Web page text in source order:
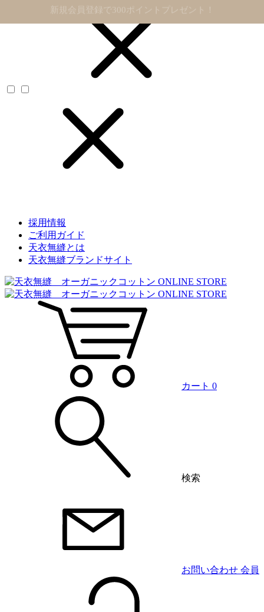
11,000円以上で送料無料
採用情報
ご利用ガイド
天衣無縫とは
天衣無縫ブランドサイト
カート 0
検索
お問い合わせ 会員